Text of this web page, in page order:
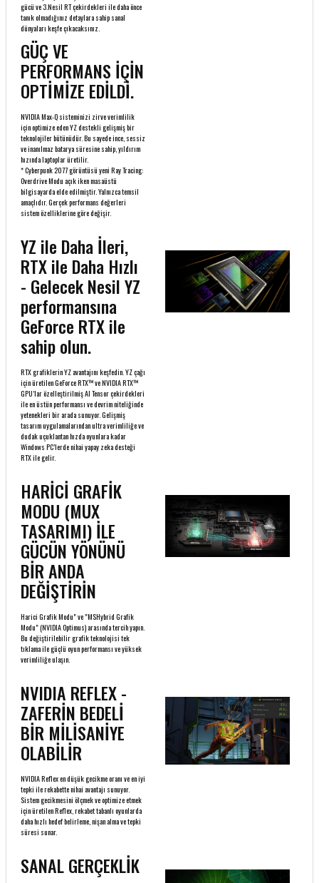
gücü ve 3.Nesil RT çekirdekleri ile daha önce
tanık olmadığınız detaylara sahip sanal
dünyaları keşfe çıkacaksınız.
GÜÇ VE
PERFORMANS İÇİN
OPTİMİZE EDİLDİ.
NVIDIA Max-Q sisteminizi zirve verimlilik
için optimize eden YZ destekli gelişmiş bir
teknolojiler bütünüdür. Bu sayede ince, sessiz
ve inanılmaz batarya süresine sahip, yıldırım
hızında laptoplar üretilir.
* Cyberpunk 2077 görüntüsü yeni Ray Tracing:
Overdrive Modu açık iken masaüstü
bilgisayarda elde edilmiştir. Yalnızca temsil
amaçlıdır. Gerçek performans değerleri
sistem özelliklerine göre değişir.
YZ ile Daha İleri,
RTX ile Daha Hızlı
- Gelecek Nesil YZ
performansına
GeForce RTX ile
sahip olun.
RTX grafiklerin YZ avantajını keşfedin. YZ çağı
için üretilen GeForce RTX™ ve NVIDIA RTX™
GPU’lar özelleştirilmiş AI Tensor çekirdekleri
ile en üstün performansı ve devrim niteliğinde
yetenekleri bir arada sunuyor. Gelişmiş
tasarım uygulamalarından ultra verimliliğe ve
dudak uçuklantan hızda oyunlara kadar
Windows PC’lerde nihai yapay zeka desteği
RTX ile gelir.
HARİCİ GRAFİK
MODU (MUX
TASARIMI) İLE
GÜCÜN YÖNÜNÜ
BİR ANDA
DEĞİŞTİRİN
Harici Grafik Modu" ve "MSHybrid Grafik
Modu" (NVIDIA Optimus) arasında tercih yapın.
Bu değiştirilebilir grafik teknolojisi tek
tıklama ile güçlü oyun performansı ve yüksek
verimliliğe ulaşın.
NVIDIA REFLEX -
ZAFERİN BEDELİ
BİR MİLİSANİYE
OLABİLİR
NVIDIA Reflex en düşük gecikme oranı ve en iyi
tepki ile rekabette nihai avantajı sunuyor.
Sistem gecikmesini ölçmek ve optimize etmek
için üretilen Reflex, rekabet tabanlı oyunlarda
daha hızlı hedef belirleme, nişan alma ve tepki
süresi sunar.
SANAL GERÇEKLİK